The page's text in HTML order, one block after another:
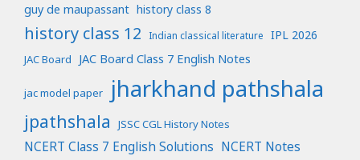
guy de maupassant history class 8
history class 12 Indian classical literature IPL 2026
JAC Board JAC Board Class 7 English Notes
jac model paper jharkhand pathshala
jpathshala JSSC CGL History Notes
NCERT Class 7 English Solutions NCERT Notes